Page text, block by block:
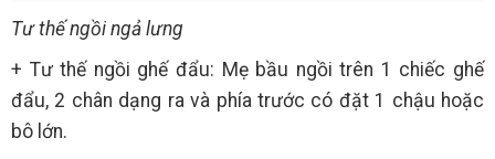
Tư thế ngồi ngả lưng
+ Tư thế ngồi ghế đẩu: Mẹ bầu ngồi trên 1 chiếc ghế
đẩu, 2 chân dạng ra và phía trước có đặt 1 chậu hoặc
bô lớn.